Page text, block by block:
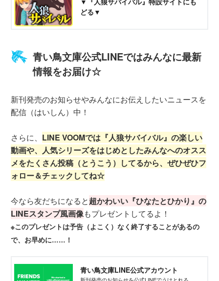
どる▼
青い鳥文庫公式LINEではみんなに最新
情報をお届け☆
新刊発売のお知らせやみんなにお伝えしたいニュースを
配信（はいしん）中！
さらに、 LINE VOOMでは『人狼サバイバル』の楽しい
動画や、人気シリーズをはじめとしたみんなへのオスス
メをたくさん投稿（とうこう）してるから、ぜひぜひフ
ォロー＆チェックしてね☆
今なら友だちになると超かわいい『ひなたとひかり』の
LINEスタンプ風画像もプレゼントしてるよ！
※このプレゼントは予告（よこく）なく終了することがあるの
で、お早めに……！
青い鳥文庫LINE公式アカウント
新刊発売のお知らせを公式LINEでうけとれる